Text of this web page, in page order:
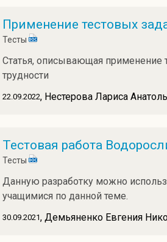
Применение тестовых
Тесты
Статья, описывающая применение
трудности
22.09.2022, Нестерова Лариса
Тестовая работа
Тесты
Данную разработку можно
учащимися по данной теме.
30.09.2021, Демьяненко Евгения